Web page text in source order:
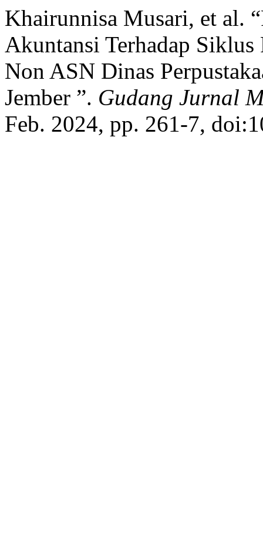
Khairunnisa Musari, et al.
Akuntansi Terhadap
Non ASN Dinas
Jember ”. Gudang Jurnal
Feb. 2024, pp. 261-7,